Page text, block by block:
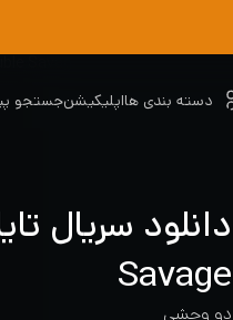
دسته بندی هااپلیکیشنجستجو
Savage
دو وحشی